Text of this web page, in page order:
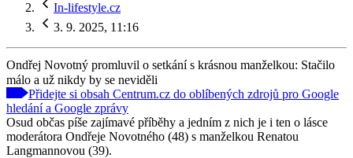
In-lifestyle.cz
3. 9. 2025, 11:16
Ondřej Novotný promluvil o setkání s krásnou manželkou: Stačilo
málo a už nikdy by se neviděli
Přidejte si obsah Centrum.cz do oblíbených zdrojů pro Google
hledání a Google zprávy
Osud občas píše zajímavé příběhy a jedním z nich je i ten o lásce
moderátora Ondřeje Novotného (48) s manželkou Renatou
Langmannovou (39).